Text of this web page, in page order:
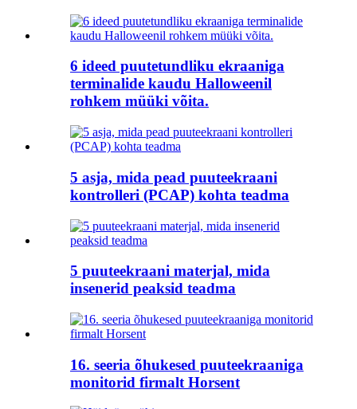
6 ideed puutetundliku ekraaniga
terminalide kaudu Halloweenil
rohkem müüki võita.
5 asja, mida pead puuteekraani
kontrolleri (PCAP) kohta teadma
5 puuteekraani materjal, mida
insenerid peaksid teadma
16. seeria õhukesed puuteekraaniga
monitorid firmalt Horsent